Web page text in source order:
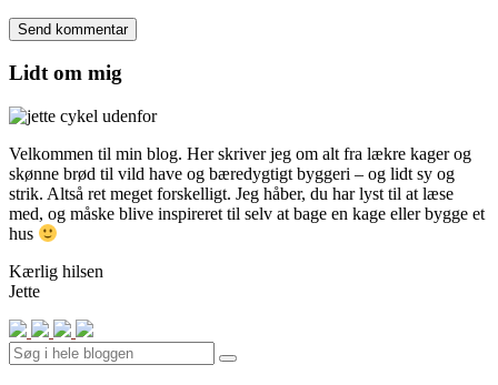
Lidt om mig
Velkommen til min blog. Her skriver jeg om alt fra lækre kager og
skønne brød til vild have og bæredygtigt byggeri – og lidt sy og
strik. Altså ret meget forskelligt. Jeg håber, du har lyst til at læse
med, og måske blive inspireret til selv at bage en kage eller bygge et
hus
Kærlig hilsen
Jette
Search